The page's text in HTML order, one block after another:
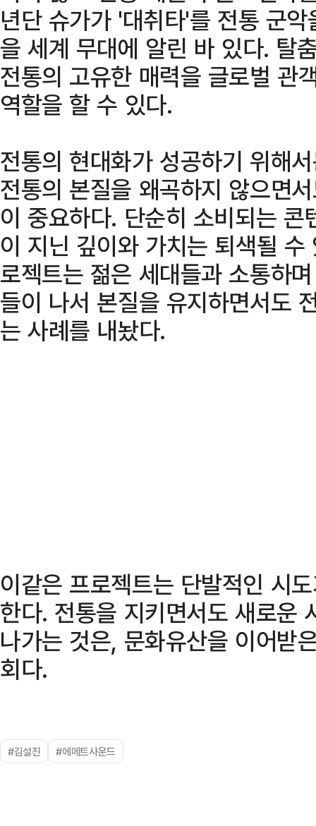
년단 슈가가 '대취타'를 전통 군
을 세계 무대에 알린 바 있다. 탈
전통의 고유한 매력을 글로벌 관
역할을 할 수 있다.
전통의 현대화가 성공하기 위해
전통의 본질을 왜곡하지 않으면
이 중요하다. 단순히 소비되는
이 지닌 깊이와 가치는 퇴색될
로젝트는 젊은 세대들과 소통하
들이 나서 본질을 유지하면서도
는 사례를 내놨다.
이같은 프로젝트는 단발적인 시
한다. 전통을 지키면서도 새로운
나가는 것은, 문화유산을 이어받
회다.
#김설진 #에메트사운드